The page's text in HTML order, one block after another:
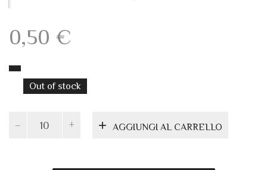
0,50 €
Out of stock
pieghevole
AGGIUNGI AL CARRELLO